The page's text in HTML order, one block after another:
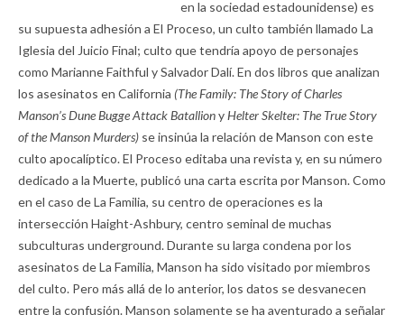
en la sociedad estadounidense) es
su supuesta adhesión a El Proceso, un culto también llamado La
Iglesia del Juicio Final; culto que tendría apoyo de personajes
como Marianne Faithful y Salvador Dalí. En dos libros que analizan
los asesinatos en California (The Family: The Story of Charles
Manson’s Dune Bugge Attack BatallionyHelter Skelter: The True Story
of the Manson Murders) se insinúa la relación de Manson con este
culto apocalíptico. El Proceso editaba una revista y, en su número
dedicado a la Muerte, publicó una carta escrita por Manson. Como
en el caso de La Familia, su centro de operaciones es la
intersección Haight-Ashbury, centro seminal de muchas
subculturas underground. Durante su larga condena por los
asesinatos de La Familia, Manson ha sido visitado por miembros
del culto. Pero más allá de lo anterior, los datos se desvanecen
entre la confusión. Manson solamente se ha aventurado a señalar